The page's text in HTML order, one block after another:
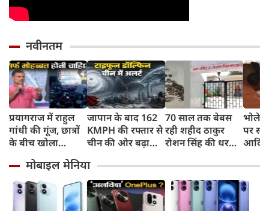
नवीनतम
प्रयागराज में राहुल
गांधी की गूंज, छात्रों
के बीच खोला
दरवाजों' का सच
जापान के बाद 162
KMPH की रफ्तार से
चीन की ओर बढ़ा
में अलर्ट, बंदरगाह,
स्कूल बंद, उड़ानें रद्द
70 साल तक बेबस
रही शहीद ठाकुर
रोशन सिंह की धरती,
मिटा दिया तीन
पीढ़ियों का दर्द
पर
मोबाइल मेनिया